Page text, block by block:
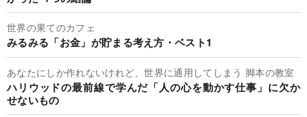
世界の果てのカフェ
みるみる「お金」が貯まる考え方・ベスト1
あなたにしか作れないけれど、世界に通用してしまう 脚本の教室
ハリウッドの最前線で学んだ「人の心を動かす仕事」に欠か
せないもの